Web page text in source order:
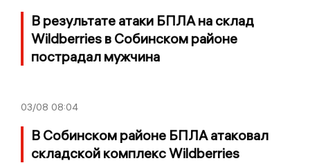
В результате атаки БПЛА на склад
Wildberries в Собинском районе
пострадал мужчина
03/08 08:04
В Собинском районе БПЛА атаковал
складской комплекс Wildberries